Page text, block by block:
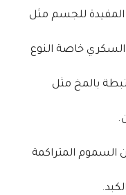
للجسم مثل
خاصة النوع
بالمخ مثل
المتراكمة